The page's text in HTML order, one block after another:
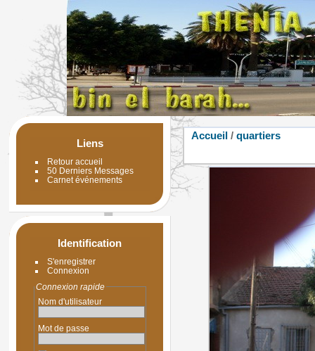
Liens
Retour accueil
50 Derniers Messages
Carnet événements
Identification
S'enregistrer
Connexion
Connexion rapide
Nom d'utilisateur
Mot de passe
Accueil / quartiers